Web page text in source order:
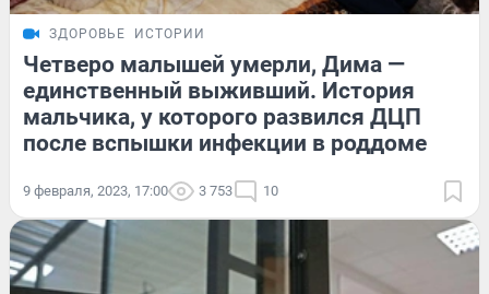
ЗДОРОВЬЕ ИСТОРИИ
Четверо малышей умерли, Дима —
единственный выживший. История
мальчика, у которого развился ДЦП
после вспышки инфекции в роддоме
9 февраля, 2023, 17:00 3 753 10